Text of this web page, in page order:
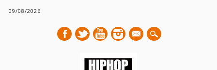
09/08/2026
mail